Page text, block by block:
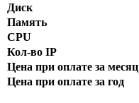
Диск
Память
CPU
Кол-во IP
Цена при оплате за месяц
Цена при оплате за год